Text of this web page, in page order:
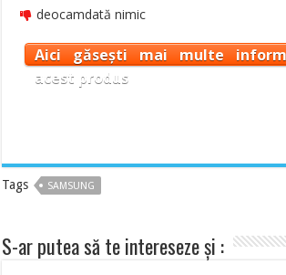
deocamdată nimic
Aici găsești mai multe
acest produs
Tags SAMSUNG
S-ar putea să te intereseze și :